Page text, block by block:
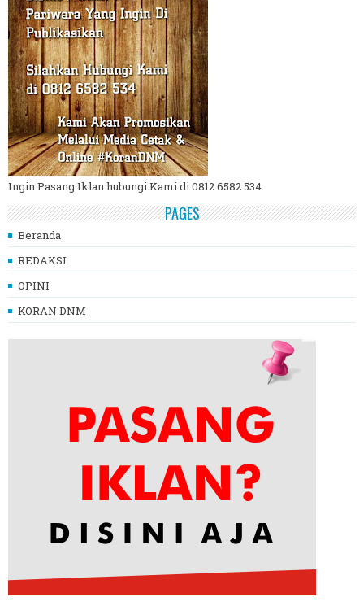
Ingin Pasang Iklan hubungi Kami di 0812 6582 534
PAGES
Beranda
REDAKSI
OPINI
KORAN DNM